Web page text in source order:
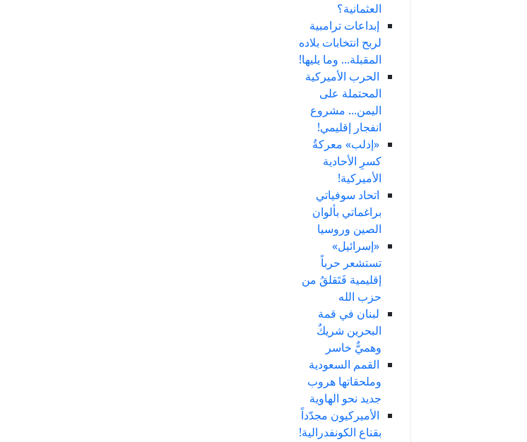
العثمانية؟
إبداعات ترامبية
لربح انتخابات بلاده
المقبلة... وما يليها!
الحرب الأميركية
المحتملة على
اليمن... مشروع
انفجار إقليمي!
«إدلب» معركةُ
كسرِ الأحادية
الأميركية!
اتحاد سوفياتي
براغماتي بألوان
الصين وروسيا
«إسرائيل»
تستشعر حرباً
إقليمية فَتَقلقُ من
حزب الله
لبنان في قمة
البحرين شريكٌ
وهميٌّ خاسر
القمم السعودية
وملحقاتها هروب
جديد نحو الهاوية
الأميركيون مجدّداً
بقناع الكونفدرالية!